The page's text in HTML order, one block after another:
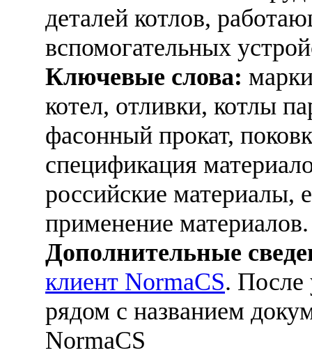
деталей котлов,
вспомогательных
Ключевые слова:
котел, отливки, котлы
фасонный прокат,
спецификация
российские материалы,
применение материалов.
Дополнительные
клиент NormaCS. После
рядом с названием
NormaCS